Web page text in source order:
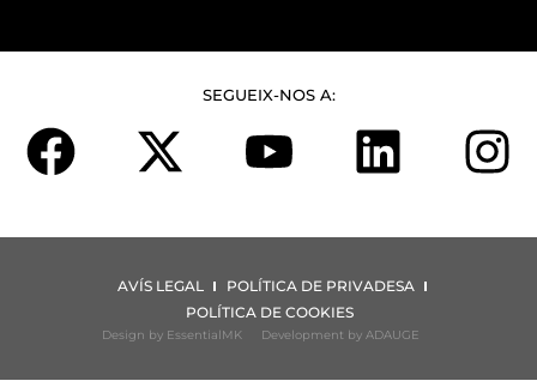
SEGUEIX-NOS A:
AVÍS LEGAL
POLÍTICA DE PRIVADESA
POLÍTICA DE COOKIES
Design by EssentialMK Development by ADAUGE